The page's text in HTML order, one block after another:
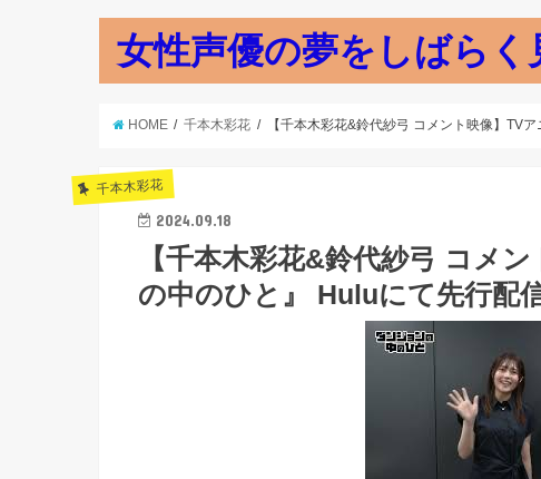
女性声優の夢をしばらく
HOME 千本木彩花 【千本木彩花&鈴代紗弓 コメント映像】TV
千本木彩花
2024.09.18
【千本木彩花&鈴代紗弓 コメ
の中のひと』 Huluにて先行配